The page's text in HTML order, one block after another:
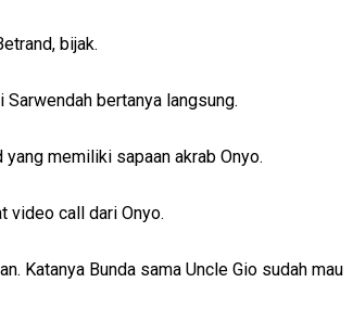
bijak.
bertanya langsung.
memiliki sapaan akrab Onyo.
video call dari Onyo.
Katanya Bunda sama Uncle Gio sudah mau